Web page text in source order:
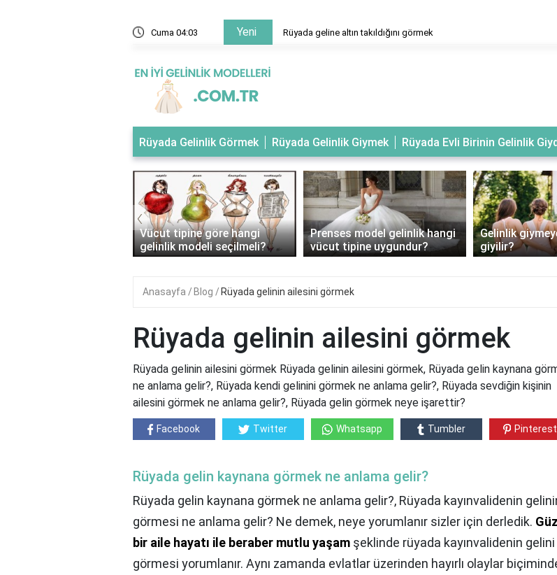
Cuma 04:03 Yeni
evlendiğini gelinlik giydiğini görmek Rüyada geline altın takıldığını görmek
Rüyada Gelinlik Görmek Rüyada Gelinlik Giymek Rüyada Evli Birinin Gelinlik
Vücut tipine göre hangi
gelinlik modeli seçilmeli?
Prenses model gelinlik hangi
vücut tipine uygundur?
Gelinlik
giyilir?
‹
Anasayfa Blog Rüyada gelinin ailesini görmek
Rüyada gelinin ailesini görmek
Rüyada gelinin ailesini görmek Rüyada gelinin ailesini görmek, Rüyada gelin kaynana
ne anlama gelir?, Rüyada kendi gelinini görmek ne anlama gelir?, Rüyada sevdiğin kişinin
ailesini görmek ne anlama gelir?, Rüyada gelin görmek neye işarettir?
Facebook Twitter Whatsapp Tumbler Pinterest
Rüyada gelin kaynana görmek ne anlama gelir?
Rüyada gelin kaynana görmek ne anlama gelir?, Rüyada kayınvalidenin
görmesi ne anlama gelir? Ne demek, neye yorumlanır sizler için derledik.
bir aile hayatı ile beraber mutlu yaşam şeklinde rüyada kayınvalidenin gelini
görmesi yorumlanır. Aynı zamanda evlatlar üzerinden hayırlı olaylar